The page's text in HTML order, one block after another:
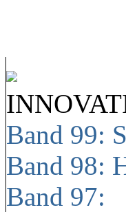
Band 99:
Band 98:
Band 97: